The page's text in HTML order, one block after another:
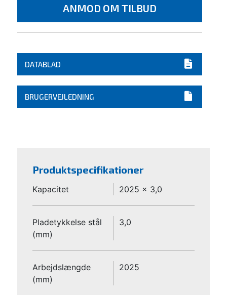
ANMOD OM TILBUD
DATABLAD
BRUGERVEJLEDNING
Produktspecifikationer
Kapacitet 2025 x 3,0
Pladetykkelse stål
(mm)
3,0
Arbejdslængde
(mm)
2025